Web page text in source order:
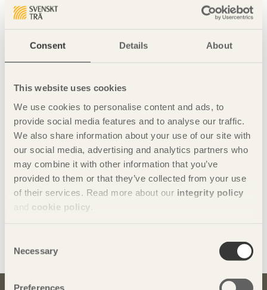
Consent Details About
This website uses cookies
We use cookies to personalise content and ads, to
provide social media features and to analyse our traffic.
We also share information about your use of our site with
our social media, advertising and analytics partners who
may combine it with other information that you’ve
provided to them or that they’ve collected from your use
of their services. Read more about our integrity policy
and cookie policy
Selection
Necessary
Preferences